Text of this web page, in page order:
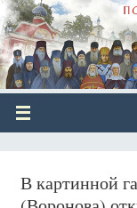
В картинной